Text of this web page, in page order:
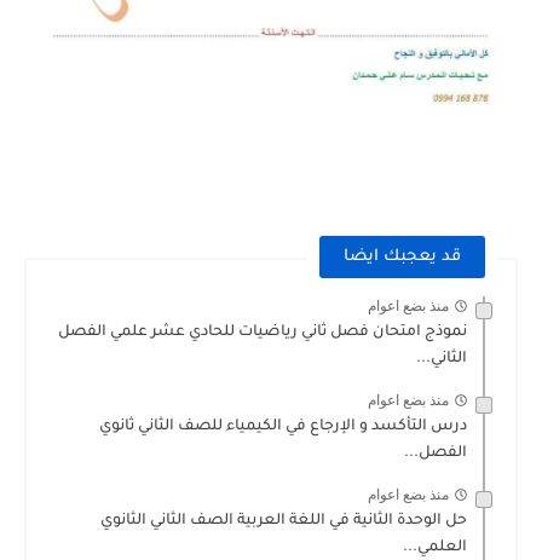
قد يعجبك ايضا
منذ بضع اعوام
نموذج امتحان فصل ثاني رياضيات للحادي عشر علمي الفصل
الثاني...
منذ بضع اعوام
درس التأكسد و الإرجاع في الكيمياء للصف الثاني ثانوي
الفصل...
منذ بضع اعوام
حل الوحدة الثانية في اللغة العربية الصف الثاني الثانوي
العلمي...